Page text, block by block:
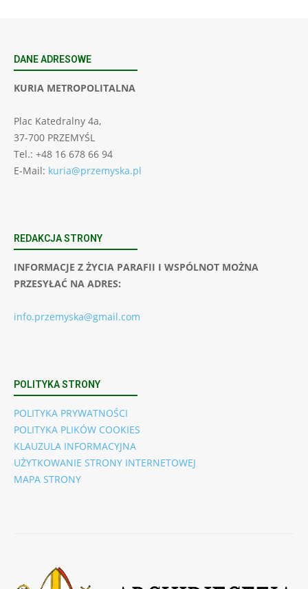
DANE ADRESOWE
KURIA METROPOLITALNA
Plac Katedralny 4a,
37-700 PRZEMYŚL
Tel.: +48 16 678 66 94
E-Mail: kuria@przemyska.pl
REDAKCJA STRONY
INFORMACJE Z ŻYCIA PARAFII I WSPÓLNOT MOŻNA
PRZESYŁAĆ NA ADRES:
info.przemyska@gmail.com
POLITYKA STRONY
POLITYKA PRYWATNOŚCI
POLITYKA PLIKÓW COOKIES
KLAUZULA INFORMACYJNA
UŻYTKOWANIE STRONY INTERNETOWEJ
MAPA STRONY